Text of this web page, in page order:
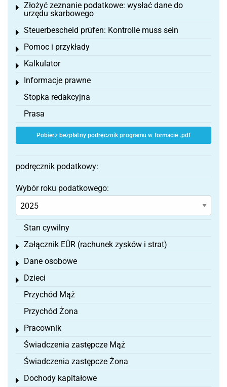
Złożyć zeznanie podatkowe: wysłać dane do
urzędu skarbowego
Toggle menu
Steuerbescheid prüfen: Kontrolle muss sein
Toggle menu
Pomoc i przykłady
Toggle menu
Kalkulator
Toggle menu
Informacje prawne
Toggle menu
Stopka redakcyjna
Prasa
Pobierz bezpłatny podręcznik programu w formacie .pdf
podręcznik podatkowy:
Wybór roku podatkowego:
Stan cywilny
Załącznik EÜR (rachunek zysków i strat)
Toggle menu
Dane osobowe
Toggle menu
Dzieci
Toggle menu
Przychód Mąż
Przychód Żona
Pracownik
Toggle menu
Świadczenia zastępcze Mąż
Świadczenia zastępcze Żona
Dochody kapitałowe
Toggle menu